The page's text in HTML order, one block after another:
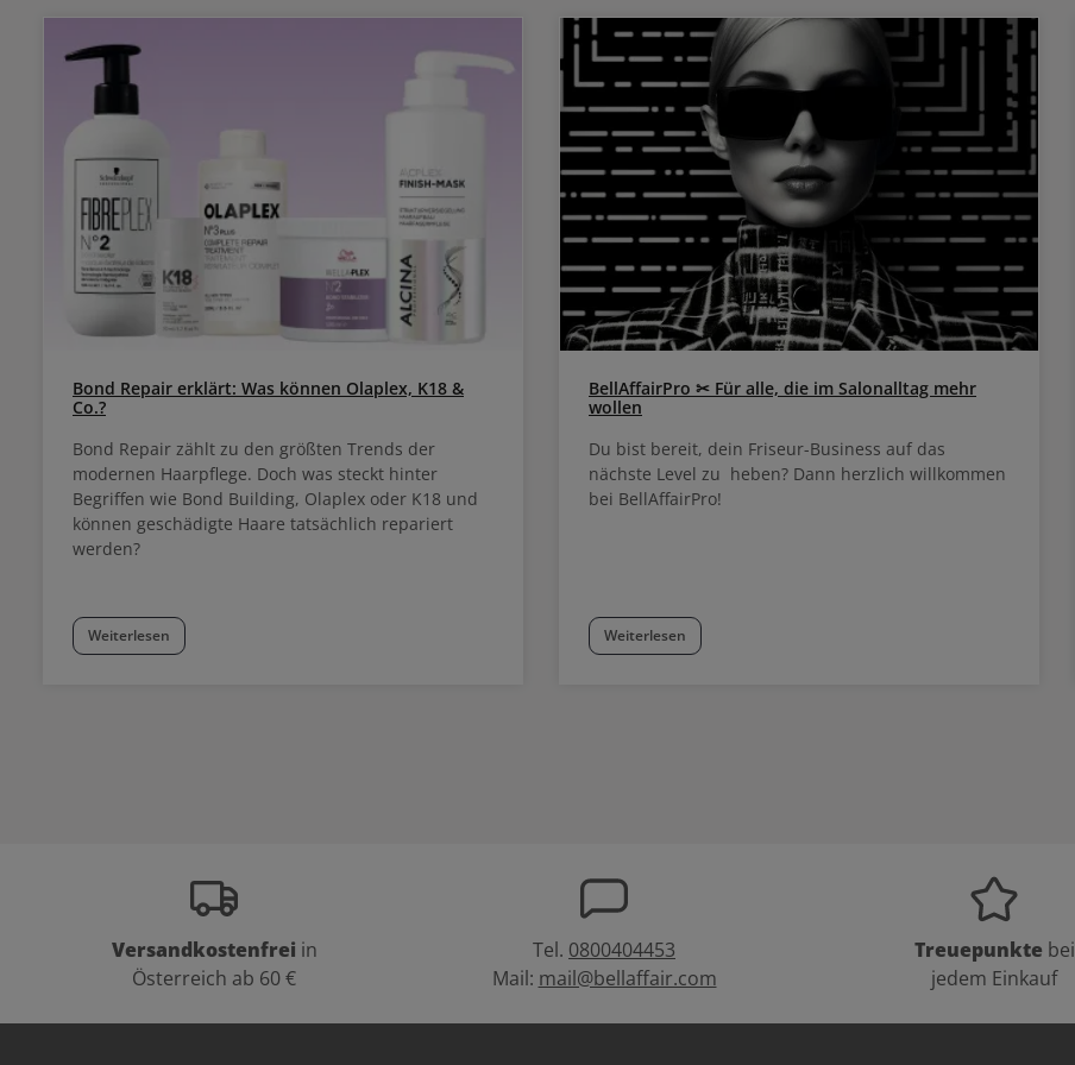
Bond Repair erklärt: Was können Olaplex, K18 &
Co.?
Bond Repair zählt zu den größten Trends der
modernen Haarpflege. Doch was steckt hinter
Begriffen wie Bond Building, Olaplex oder K18 und
können geschädigte Haare tatsächlich repariert
werden?
Weiterlesen
BellAffairPro ✂ Für alle, die im Salonalltag mehr
wollen
Du bist bereit, dein Friseur-Business auf das
nächste Level zu heben? Dann herzlich willkommen
bei BellAffairPro!
Weiterlesen
Versandkostenfrei in
Österreich ab 60 €
Tel. 0800404453
Mail: mail@bellaffair.com
Treuepunkte bei
jedem Einkauf